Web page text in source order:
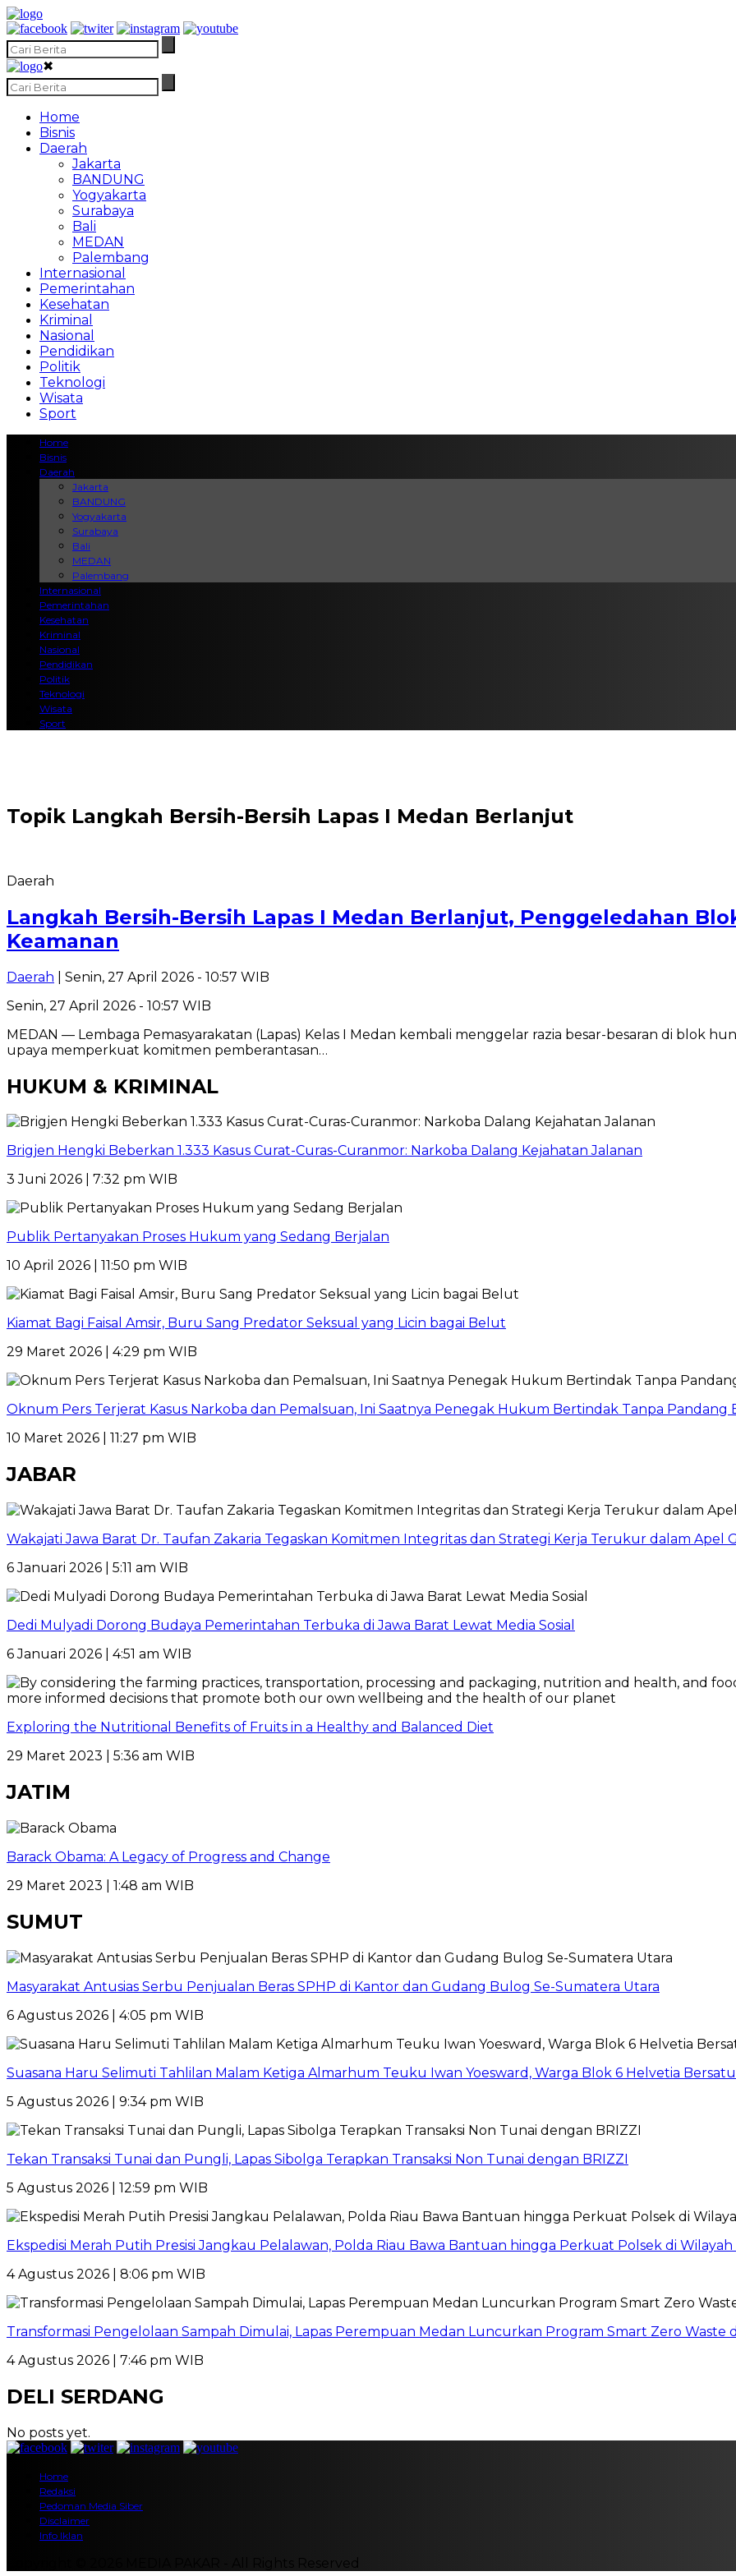
✖
Home
Bisnis
Daerah
Jakarta
BANDUNG
Yogyakarta
Surabaya
Bali
MEDAN
Palembang
Internasional
Pemerintahan
Kesehatan
Kriminal
Nasional
Pendidikan
Politik
Teknologi
Wisata
Sport
Home
Bisnis
Daerah
Jakarta
BANDUNG
Yogyakarta
Surabaya
Bali
MEDAN
Palembang
Internasional
Pemerintahan
Kesehatan
Kriminal
Nasional
Pendidikan
Politik
Teknologi
Wisata
Sport
Topik Langkah Bersih-Bersih Lapas I Medan Berlanjut
Daerah
Langkah Bersih-Bersih Lapas I Medan Berlanjut, Penggeledahan
Keamanan
Daerah | Senin, 27 April 2026 - 10:57 WIB
Senin, 27 April 2026 - 10:57 WIB
MEDAN — Lembaga Pemasyarakatan (Lapas) Kelas I Medan kembali menggelar razia besar-besaran di blok
upaya memperkuat komitmen pemberantasan…
HUKUM & KRIMINAL
Brigjen Hengki Beberkan 1.333 Kasus Curat-Curas-Curanmor: Narkoba Dalang Kejahatan Jalanan
3 Juni 2026 | 7:32 pm WIB
Publik Pertanyakan Proses Hukum yang Sedang Berjalan
10 April 2026 | 11:50 pm WIB
Kiamat Bagi Faisal Amsir, Buru Sang Predator Seksual yang Licin bagai Belut
29 Maret 2026 | 4:29 pm WIB
Oknum Pers Terjerat Kasus Narkoba dan Pemalsuan, Ini Saatnya Penegak Hukum Bertindak Tanpa Pandang
10 Maret 2026 | 11:27 pm WIB
JABAR
Wakajati Jawa Barat Dr. Taufan Zakaria Tegaskan Komitmen Integritas dan Strategi Kerja Terukur dalam Apel
6 Januari 2026 | 5:11 am WIB
Dedi Mulyadi Dorong Budaya Pemerintahan Terbuka di Jawa Barat Lewat Media Sosial
6 Januari 2026 | 4:51 am WIB
Exploring the Nutritional Benefits of Fruits in a Healthy and Balanced Diet
29 Maret 2023 | 5:36 am WIB
JATIM
Barack Obama: A Legacy of Progress and Change
29 Maret 2023 | 1:48 am WIB
SUMUT
Masyarakat Antusias Serbu Penjualan Beras SPHP di Kantor dan Gudang Bulog Se-Sumatera Utara
6 Agustus 2026 | 4:05 pm WIB
Suasana Haru Selimuti Tahlilan Malam Ketiga Almarhum Teuku Iwan Yoesward, Warga Blok 6 Helvetia
5 Agustus 2026 | 9:34 pm WIB
Tekan Transaksi Tunai dan Pungli, Lapas Sibolga Terapkan Transaksi Non Tunai dengan BRIZZI
5 Agustus 2026 | 12:59 pm WIB
Ekspedisi Merah Putih Presisi Jangkau Pelalawan, Polda Riau Bawa Bantuan hingga Perkuat Polsek di
4 Agustus 2026 | 8:06 pm WIB
Transformasi Pengelolaan Sampah Dimulai, Lapas Perempuan Medan Luncurkan Program Smart Zero Waste
4 Agustus 2026 | 7:46 pm WIB
DELI SERDANG
No posts yet.
Home
Redaksi
Pedoman Media Siber
Disclaimer
Info Iklan
Copyright © 2026 MEDIA PAKAR - All Rights Reserved